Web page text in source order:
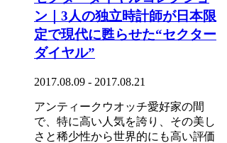
ン｜3人の独立時計師が日本限
定で現代に甦らせた“セクター
ダイヤル”
2017.08.09 - 2017.08.21
アンティークウオッチ愛好家の間
で、特に高い人気を誇り、その美し
さと稀少性から世界的にも高い評価